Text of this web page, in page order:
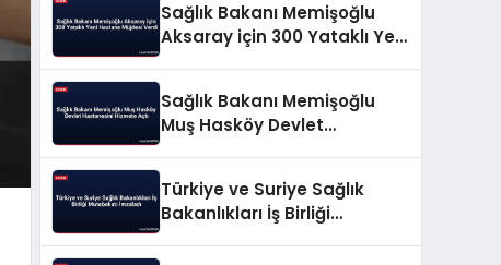
Sağlık Bakanı Memişoğlu
Aksaray için 300 Yataklı Yeni
Sağlık Bakanı Memişoğlu
Muş Hasköy Devlet
Türkiye ve Suriye Sağlık
Bakanlıkları İş Birliği